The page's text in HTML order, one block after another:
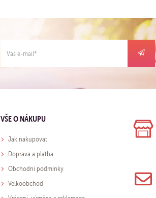
VŠE O NÁKUPU
Jak nakupovat
Doprava a platba
Obchodní podmínky
Velkoobchod